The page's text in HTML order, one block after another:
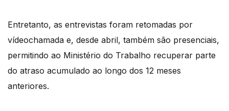
Entretanto, as entrevistas foram retomadas por
vídeochamada e, desde abril, também são presenciais,
permitindo ao Ministério do Trabalho recuperar parte
do atraso acumulado ao longo dos 12 meses
anteriores.